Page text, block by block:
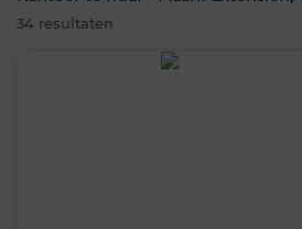
34 resultaten